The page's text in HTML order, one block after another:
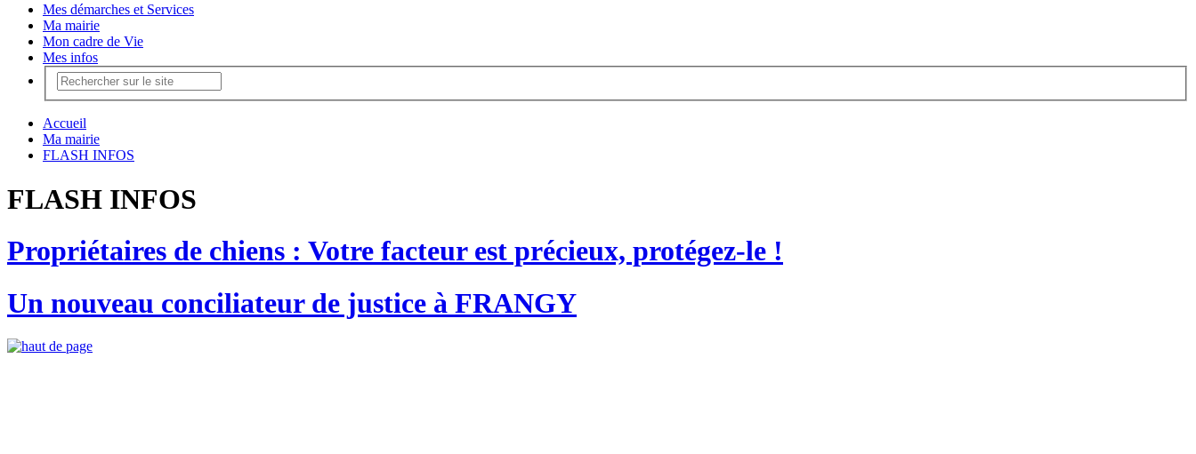
Mes démarches et Services
Ma mairie
Mon cadre de Vie
Mes infos
Accueil
Ma mairie
FLASH INFOS
FLASH INFOS
Propriétaires de chiens : Votre facteur est précieux, protégez-le !
Un nouveau conciliateur de justice à FRANGY